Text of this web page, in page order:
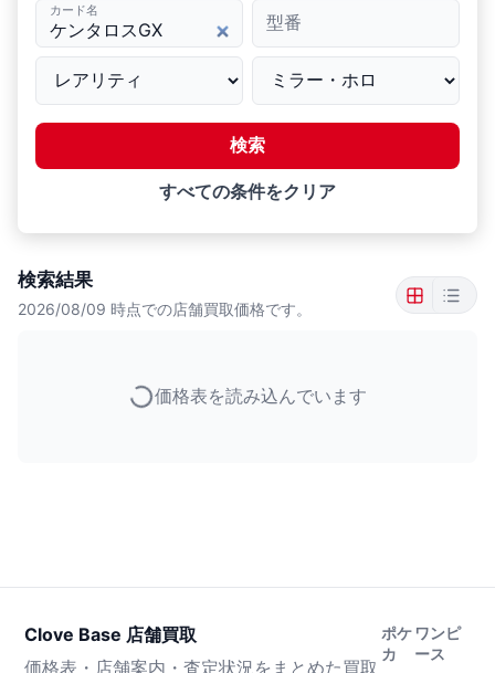
カード名
型番
検索
すべての条件をクリア
検索結果
2026/08/09 時点での店舗買取価格です。
価格表を読み込んでいます
Clove Base 店舗買取
価格表・店舗案内・査定状況をまとめた買取
ポケ
カ
ワンピ
ース